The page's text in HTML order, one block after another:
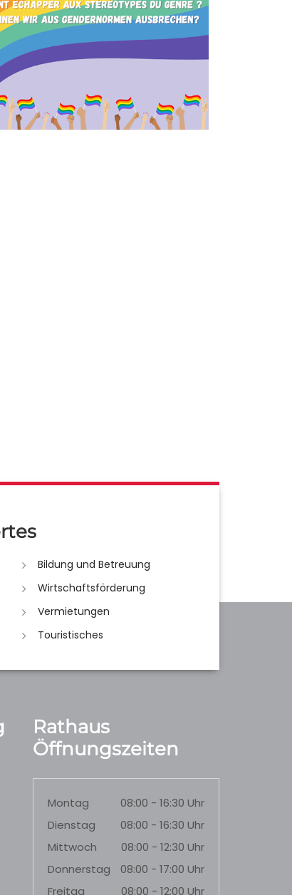
Bildung und Betreuung
Wirtschaftsförderung
Vermietungen
Touristisches
Rathaus
Öffnungszeiten
Montag
08:00 - 16:30 Uhr
Dienstag
08:00 - 16:30 Uhr
Mittwoch
08:00 - 12:30 Uhr
Donnerstag
08:00 - 17:00 Uhr
Freitag
08:00 - 12:00 Uhr